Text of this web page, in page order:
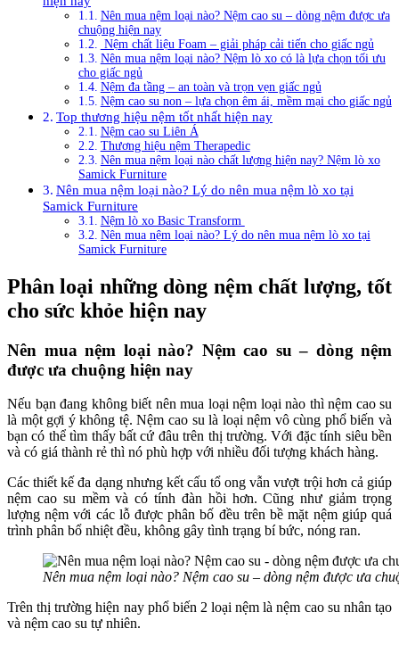
Nên mua nệm loại nào? Nệm cao su – dòng nệm được ưa
chuộng hiện nay
Nệm chất liệu Foam – giải pháp cải tiến cho giấc ngủ
Nên mua nệm loại nào? Nệm lò xo có là lựa chọn tối ưu
cho giấc ngủ
Nệm đa tầng – an toàn và trọn vẹn giấc ngủ
Nệm cao su non – lựa chọn êm ái, mềm mại cho giấc ngủ
Top thương hiệu nệm tốt nhất hiện nay
Nệm cao su Liên Á
Thương hiệu nệm Therapedic
Nên mua nệm loại nào chất lượng hiện nay? Nệm lò xo
Samick Furniture
Nên mua nệm loại nào? Lý do nên mua nệm lò xo tại
Samick Furniture
Nệm lò xo Basic Transform
Nên mua nệm loại nào? Lý do nên mua nệm lò xo tại
Samick Furniture
Phân loại những dòng nệm chất lượng, tốt
cho sức khỏe hiện nay
Nên mua nệm loại nào? Nệm cao su – dòng nệm
được ưa chuộng hiện nay
Nếu bạn đang không biết nên mua loại nệm loại nào thì nệm cao su
là một gợi ý không tệ. Nệm cao su là loại nệm vô cùng phổ biến và
bạn có thể tìm thấy bất cứ đâu trên thị trường. Với đặc tính siêu bền
và có giá thành rẻ thì nó phù hợp với nhiều đối tượng khách hàng.
Các thiết kế đa dạng nhưng kết cấu tổ ong vẫn vượt trội hơn cả giúp
nệm cao su mềm và có tính đàn hồi hơn. Cũng như giảm trọng
lượng nệm với các lỗ được phân bố đều trên bề mặt nệm giúp quá
trình phân bổ nhiệt đều, không gây tình trạng bí bức, nóng ran.
Nên mua nệm loại nào? Nệm cao su – dòng nệm được ưa
Trên thị trường hiện nay phổ biến 2 loại nệm là nệm cao su nhân tạo
và nệm cao su tự nhiên.